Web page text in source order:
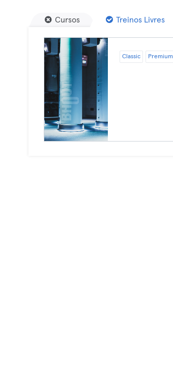
Cursos Treinos Livres
Classic Premium